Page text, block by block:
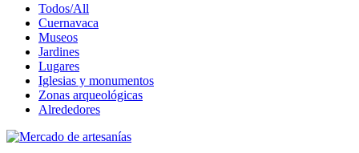
Todos/All
Cuernavaca
Museos
Jardines
Lugares
Iglesias y monumentos
Zonas arqueológicas
Alrededores